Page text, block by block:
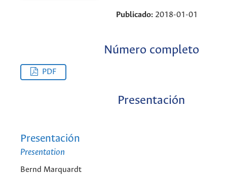
Publicado: 2018-01-01
Número completo
PDF
Presentación
Presentación
Presentation
Bernd Marquardt